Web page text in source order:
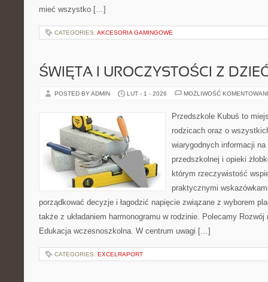
mieć wszystko […]
CATEGORIES: AKCESORIA GAMINGOWE
ŚWIĘTA I UROCZYSTOŚCI Z
POSTED BY ADMIN LUT - 1 - 2026 MOŻLIWOŚĆ
Przedszkole Kubuś to
rodzicach oraz o
wiarygodnych informacji
przedszkolnej i opieki
którym rzeczywistość
praktycznymi
porządkować decyzje i łagodzić napięcie związane z wyborem
także z układaniem harmonogramu w rodzinie. Polecamy
Edukacja wczesnoszkolna. W centrum uwagi […]
CATEGORIES: EXCELRAPORT